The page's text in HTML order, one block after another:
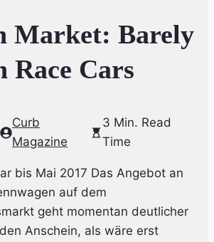
Market: Barely
Race Cars
Curb
Magazine
3 Min. Read
Time
bis Mai 2017 Das Angebot an
auf dem
geht momentan deutlicher
Anschein, als wäre erst